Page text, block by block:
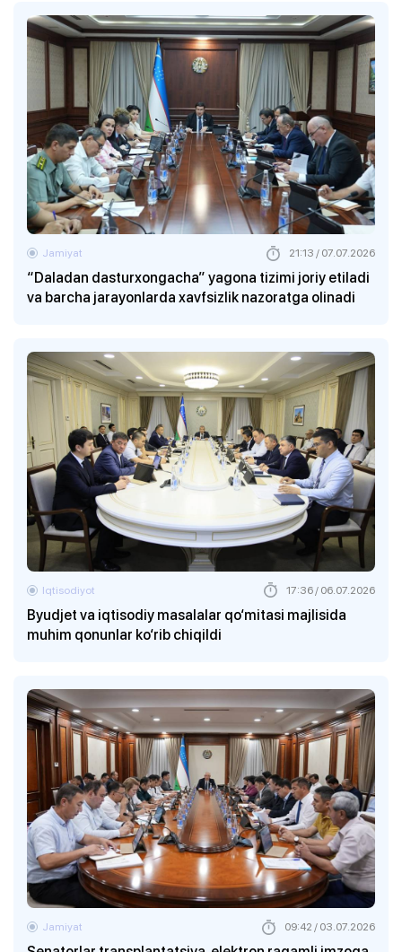
“Daladan dasturxongacha” yagona tizimi joriy etiladi
va barcha jarayonlarda xavfsizlik nazoratga olinadi
Jamiyat 21:13 / 07.07.2026
Byudjet va iqtisodiy masalalar qo‘mitasi majlisida
muhim qonunlar ko‘rib chiqildi
Iqtisodiyot 17:36 / 06.07.2026
Jamiyat 09:42 / 03.07.2026